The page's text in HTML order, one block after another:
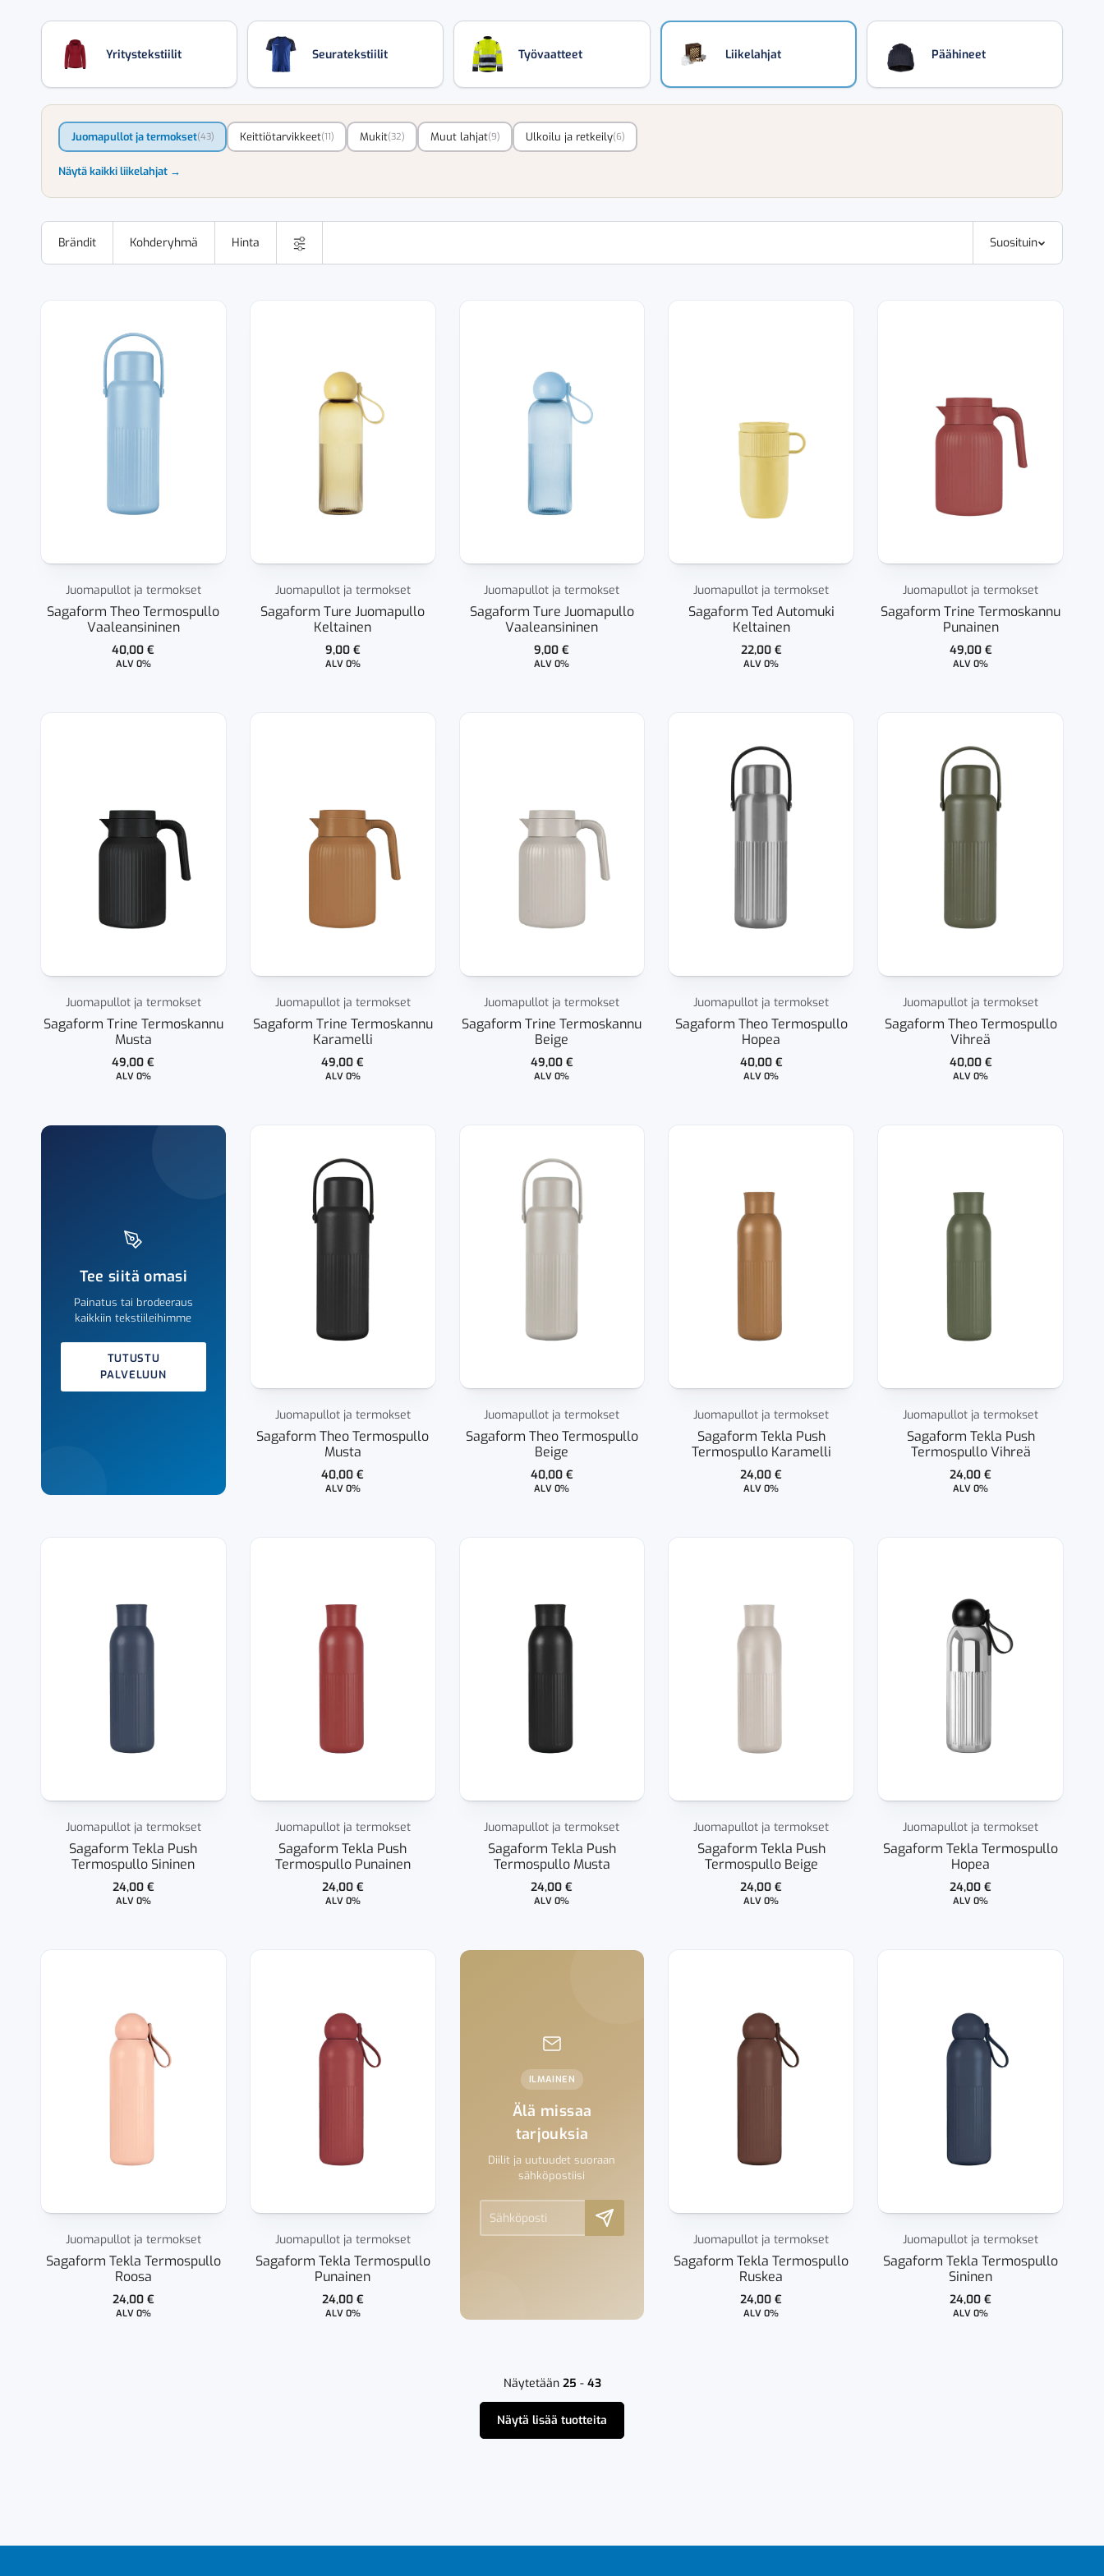
Yritystekstiilit Seuratekstiilit Työvaatteet Liikelahjat Päähineet
Juomapullot ja termokset(43) Keittiötarvikkeet(11) Mukit(32) Muut lahjat(9) Ulkoilu ja retkeily(6)
Näytä kaikki liikelahjat →
Brändit Kohderyhmä Hinta Suosituin
Juomapullot ja termokset
Sagaform Theo Termospullo
Vaaleansininen
40,00€
ALV 0%
Juomapullot ja termokset
Sagaform Ture Juomapullo
Keltainen
9,00 €
ALV 0%
Juomapullot ja termokset
Sagaform Ture Juomapullo
Vaaleansininen
9,00€
ALV 0%
Juomapullot ja termokset
Sagaform Ted Automuki
Keltainen
22,00 €
ALV 0%
Juomapullot ja termokset
Sagaform Trine Termoskannu
Punainen
49,00 €
ALV 0%
Juomapullot ja termokset
Sagaform Trine Termoskannu
Musta
49,00€
ALV 0%
Juomapullot ja termokset
Sagaform Trine Termoskannu
Karamelli
49,00€
ALV 0%
Juomapullot ja termokset
Sagaform Trine Termoskannu
Beige
49,00 €
ALV 0%
Juomapullot ja termokset
Sagaform Theo Termospullo
Hopea
40,00 €
ALV 0%
Juomapullot ja termokset
Sagaform Theo Termospullo
Vihreä
40,00 €
ALV 0%
Tee siitä omasi
Painatus tai brodeeraus
kaikkiin tekstiileihimme
TUTUSTU
PALVELUUN
Juomapullot ja termokset
Sagaform Theo Termospullo
Musta
40,00€
ALV 0%
Juomapullot ja termokset
Sagaform Theo Termospullo
Beige
40,00 €
ALV 0%
Juomapullot ja termokset
Sagaform Tekla Push
Termospullo Karamelli
24,00€
ALV 0%
Juomapullot ja termokset
Sagaform Tekla Push
Termospullo Vihreä
24,00€
ALV 0%
Juomapullot ja termokset
Sagaform Tekla Push
Termospullo Sininen
24,00 €
ALV 0%
Juomapullot ja termokset
Sagaform Tekla Push
Termospullo Punainen
24,00 €
ALV 0%
Juomapullot ja termokset
Sagaform Tekla Push
Termospullo Musta
24,00€
ALV 0%
Juomapullot ja termokset
Sagaform Tekla Push
Termospullo Beige
24,00€
ALV 0%
Juomapullot ja termokset
Sagaform Tekla Termospullo
Hopea
24,00€
ALV 0%
Juomapullot ja termokset
Sagaform Tekla Termospullo
Roosa
24,00 €
ALV 0%
Juomapullot ja termokset
Sagaform Tekla Termospullo
Punainen
24,00 €
ALV 0%
ILMAINEN
Älä missaa
tarjouksia
Diilit ja uutuudet suoraan
sähköpostiisi
Juomapullot ja termokset
Sagaform Tekla Termospullo
Ruskea
24,00€
ALV 0%
Juomapullot ja termokset
Sagaform Tekla Termospullo
Sininen
24,00€
ALV 0%
Näytetään 25 - 43
Näytä lisää tuotteita